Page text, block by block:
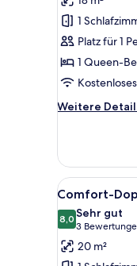
anzeigen
1
Platz für 1
1 Queen-
Weitere
Weitere
Einzelzimmer
Alle
Fotos
für
Comfort-
6
Comfort-
8,08,0 von 10
Sehr gut
3
(3
20 m²